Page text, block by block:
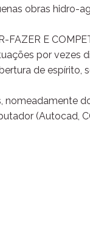
obras hidro-
FAZER E
por vezes
de espírito,
(Autocad,